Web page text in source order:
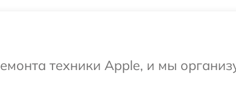
техники Apple, и мы